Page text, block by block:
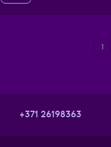
1
+371 26198363